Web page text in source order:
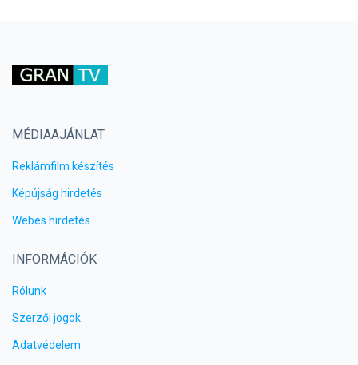
MÉDIAAJÁNLAT
Reklámfilm készítés
Képújság hirdetés
Webes hirdetés
INFORMÁCIÓK
Rólunk
Szerzői jogok
Adatvédelem